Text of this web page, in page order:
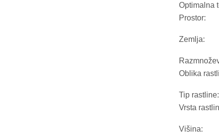
Optimalna
Prostor:
Zemlja:
Oblika
Tip rastline:
Vrsta
Višina: